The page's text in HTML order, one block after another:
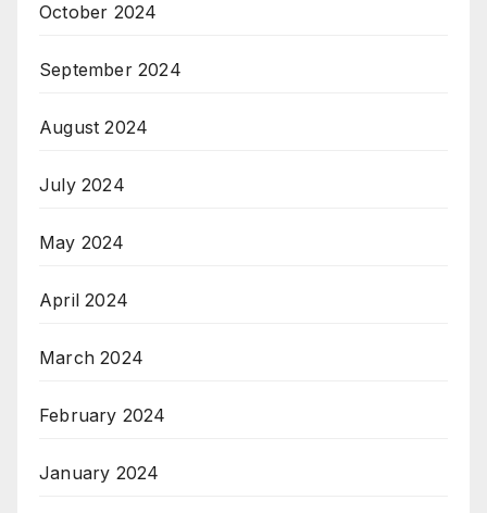
October 2024
September 2024
August 2024
July 2024
May 2024
April 2024
March 2024
February 2024
January 2024